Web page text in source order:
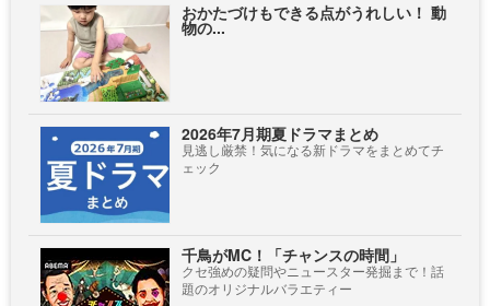
おかたづけもできる点がうれしい！ 動
物の...
2026年7月期夏ドラマまとめ
見逃し厳禁！気になる新ドラマをまとめてチ
ェック
千鳥がMC！「チャンスの時間」
クセ強めの疑問やニュースター発掘まで！話
題のオリジナルバラエティー